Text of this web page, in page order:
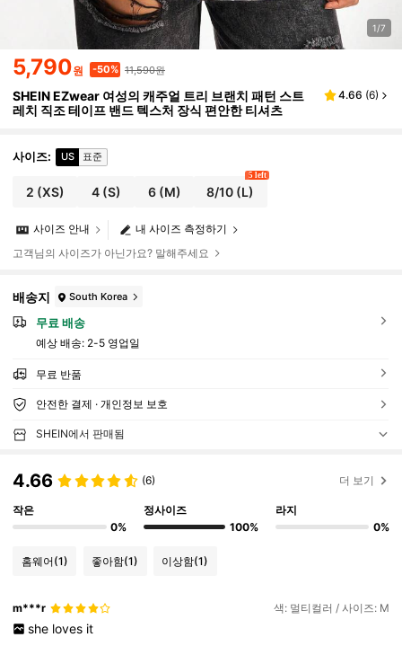
1/7
5,790원 -50% 11,590원
SHEIN EZwear 여성의 캐주얼 트리 브랜치 패턴 스트
레치 직조 테이프 밴드 텍스처 장식 편안한 티셔츠
4.66 (6)
사이즈: US 표준
2 (XS) 4(S) 6(M) 8/10 (L)
5 left
내 사이즈 측정하기
사이즈 안내
고객님의 사이즈가 아닌가요? 말해주세요
배송지 South Korea
무료 배송
예상 배송: 2-5 영업일
무료 반품
안전한 결제 · 개인정보 보호
SHEIN에서 판매됨
4.66 (6) 더 보기
작은
0%
정사이즈
100%
라지
0%
홈웨어(1) 좋아함(1) 이상함(1)
m***r 색: 멀티컬러 / 사이즈: M
she loves it